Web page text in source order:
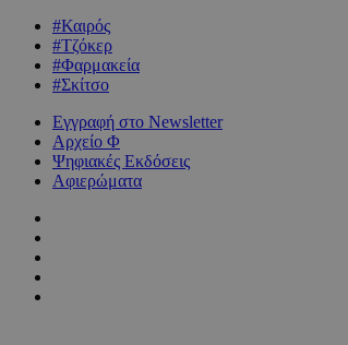
#Καιρός
#Τζόκερ
#Φαρμακεία
#Σκίτσο
Εγγραφή στο Newsletter
Αρχείο Φ
Ψηφιακές Εκδόσεις
Αφιερώματα